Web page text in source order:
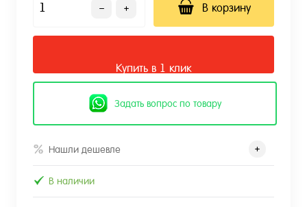
В корзину
Купить в 1 клик
Задать вопрос по товару
Нашли дешевле
В наличии